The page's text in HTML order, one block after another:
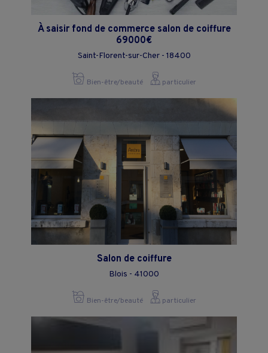
À saisir fond de commerce salon de coiffure
69000€
Saint-Florent-sur-Cher - 18400
Bien-être/beauté particulier
Salon de coiffure
Blois - 41000
Bien-être/beauté particulier